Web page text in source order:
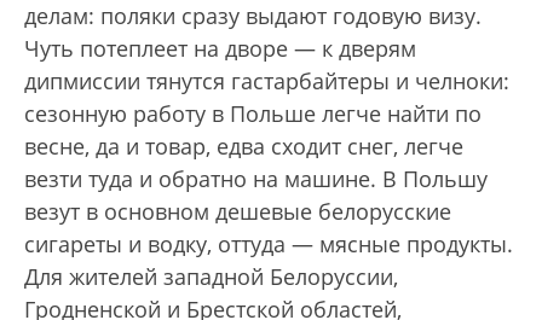
делам: поляки сразу выдают годовую визу.
Чуть потеплеет на дворе — к дверям
дипмиссии тянутся гастарбайтеры и челноки:
сезонную работу в Польше легче найти по
весне, да и товар, едва сходит снег, легче
везти туда и обратно на машине. В Польшу
везут в основном дешевые белорусские
сигареты и водку, оттуда — мясные продукты.
Для жителей западной Белоруссии,
Гродненской и Брестской областей,